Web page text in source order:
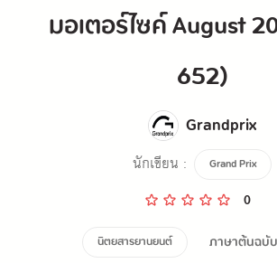
มอเตอร์ไซค์ August
652)
Grandprix
นักเขียน : Grand Prix
0
นิตยสารยานยนต์ ภาษาต้นฉบั